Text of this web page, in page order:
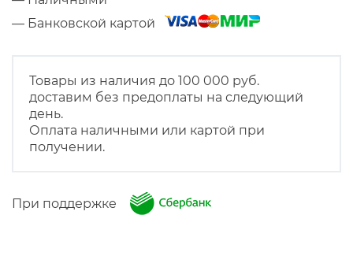
— Банковской картой
Товары из наличия до 100 000 руб.
доставим без предоплаты на следующий
день.
Оплата наличными или картой при
получении.
При поддержке